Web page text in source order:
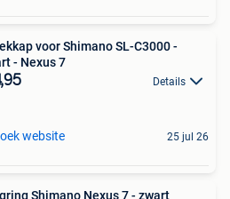
voor Shimano SL-C3000 -
- Nexus 7
Details
website 25 jul 26
Shimano Nexus 7 - zwart